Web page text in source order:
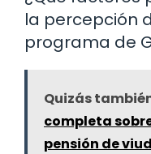
la percepción
programa de
Quizás
completa
pensión de